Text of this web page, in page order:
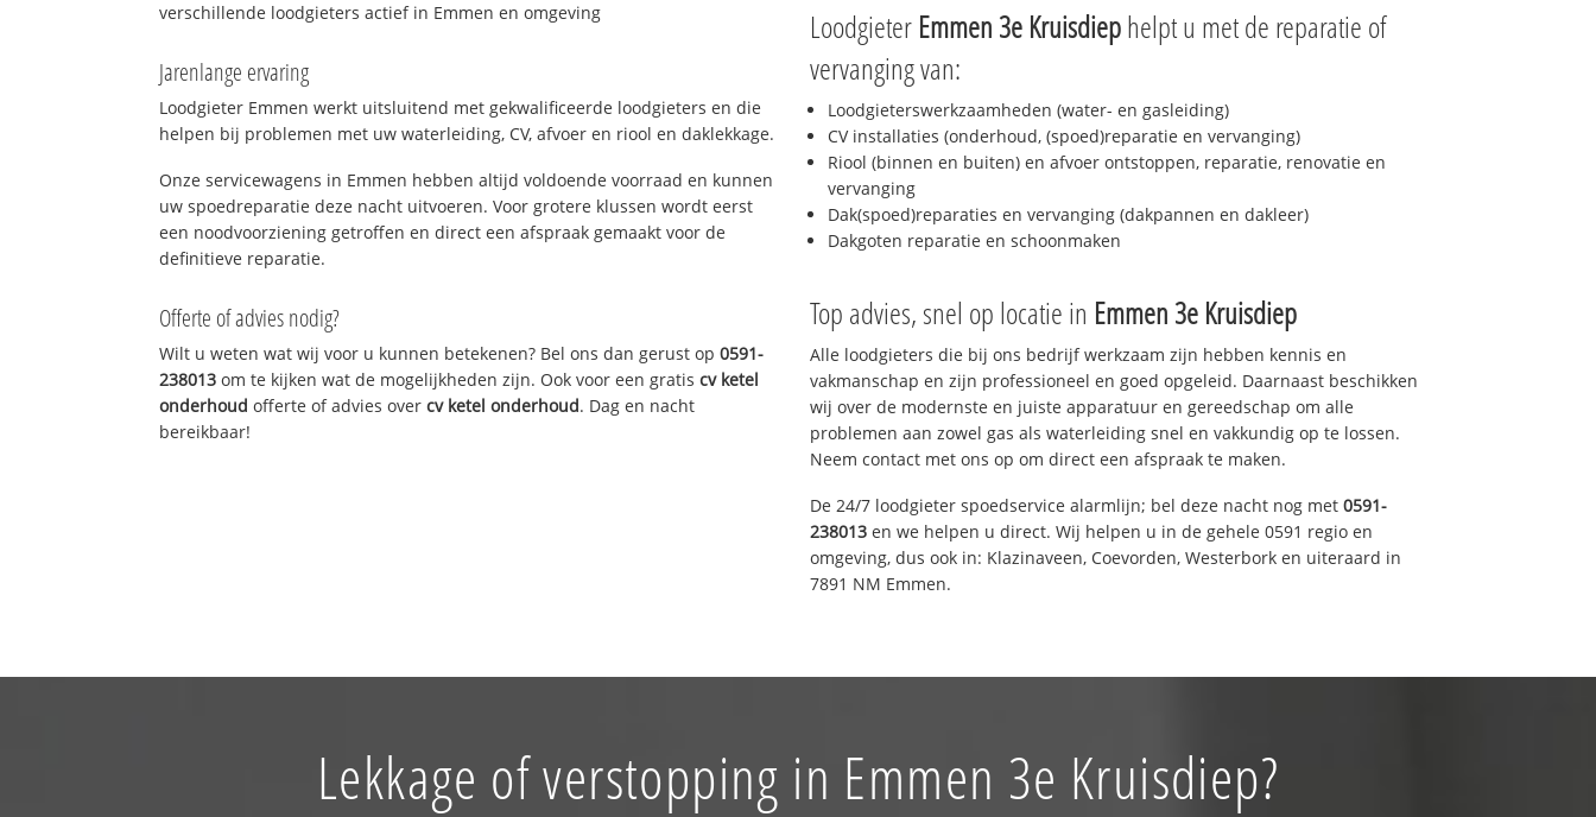
verschillende loodgieters actief in Emmen en omgeving
Jarenlange ervaring
Loodgieter Emmen werkt uitsluitend met gekwalificeerde loodgieters en die
helpen bij problemen met uw waterleiding, CV, afvoer en riool en daklekkage.
Onze servicewagens in Emmen hebben altijd voldoende voorraad en kunnen
uw spoedreparatie deze nacht uitvoeren. Voor grotere klussen wordt eerst
een noodvoorziening getroffen en direct een afspraak gemaakt voor de
definitieve reparatie.
Offerte of advies nodig?
Wilt u weten wat wij voor u kunnen betekenen? Bel ons dan gerust op0591-
238013 om te kijken wat de mogelijkheden zijn. Ook voor een gratiscv ketel
onderhoud offerte of advies overcv ketel onderhoud. Dag en nacht
bereikbaar!
Loodgieter Emmen 3e Kruisdiephelpt u met de reparatie of
vervanging van:
Loodgieterswerkzaamheden (water- en gasleiding)
CV installaties (onderhoud, (spoed)reparatie en vervanging)
Riool (binnen en buiten) en afvoer ontstoppen, reparatie, renovatie en
vervanging
Dak(spoed)reparaties en vervanging (dakpannen en dakleer)
Dakgoten reparatie en schoonmaken
Top advies, snel op locatie in Emmen 3e Kruisdiep
Alle loodgieters die bij ons bedrijf werkzaam zijn hebben kennis en
vakmanschap en zijn professioneel en goed opgeleid. Daarnaast beschikken
wij over de modernste en juiste apparatuur en gereedschap om alle
problemen aan zowel gas als waterleiding snel en vakkundig op te lossen.
Neem contact met ons op om direct een afspraak te maken.
De 24/7 loodgieter spoedservice alarmlijn; bel deze nacht nog met 0591-
238013 en we helpen u direct. Wij helpen u in de gehele 0591 regio en
omgeving, dus ook in: Klazinaveen, Coevorden, Westerbork en uiteraard in
7891 NM Emmen.
Lekkage of verstopping in Emmen 3e Kruisdiep?